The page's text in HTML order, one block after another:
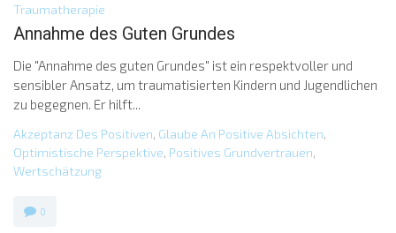
Traumatherapie
Annahme des Guten Grundes
Die "Annahme des guten Grundes" ist ein respektvoller und
sensibler Ansatz, um traumatisierten Kindern und Jugendlichen
zu begegnen. Er hilft...
Akzeptanz Des Positiven, Glaube An Positive Absichten,
Optimistische Perspektive, Positives Grundvertrauen,
Wertschätzung
0